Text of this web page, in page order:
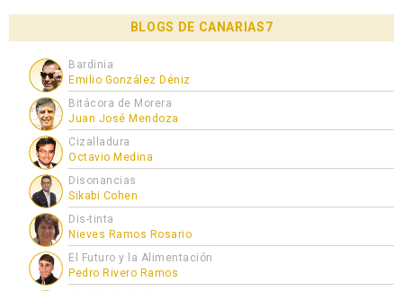
BLOGS DE CANARIAS7
Bardinia
Emilio González Déniz
Bitácora de Morera
Juan José Mendoza
Cizalladura
Octavio Medina
Disonancias
Sikabi Cohen
Dis-tinta
Nieves Ramos Rosario
El Futuro y la Alimentación
Pedro Rivero Ramos